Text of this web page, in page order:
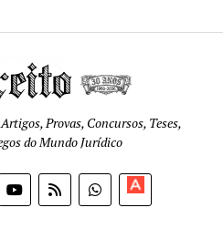
Provas, Concursos, Teses,
do Mundo Jurídico